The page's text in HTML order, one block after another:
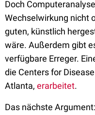
Doch
Wechselwirkung nicht
guten, künstlich
wäre. Außerdem gibt
verfügbare Erreger.
die Centers for
Atlanta, erarbeitet.
Das nächste